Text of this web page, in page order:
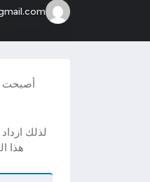
أصبحت
لذلك
هذا